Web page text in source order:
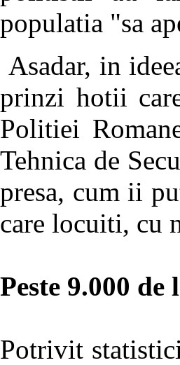
populatia "sa
Asadar, in
prinzi hotii
Politiei
Tehnica de
presa, cum ii
care locuiti, cu
Peste 9.000
Potrivit